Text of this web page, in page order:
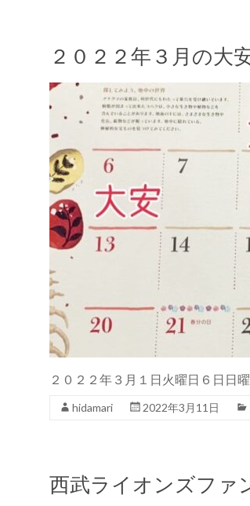
２０２２年３月の
２０２２年３月１日火曜日６日日
hidamari 2022年3月11日
西武ライオンズフ